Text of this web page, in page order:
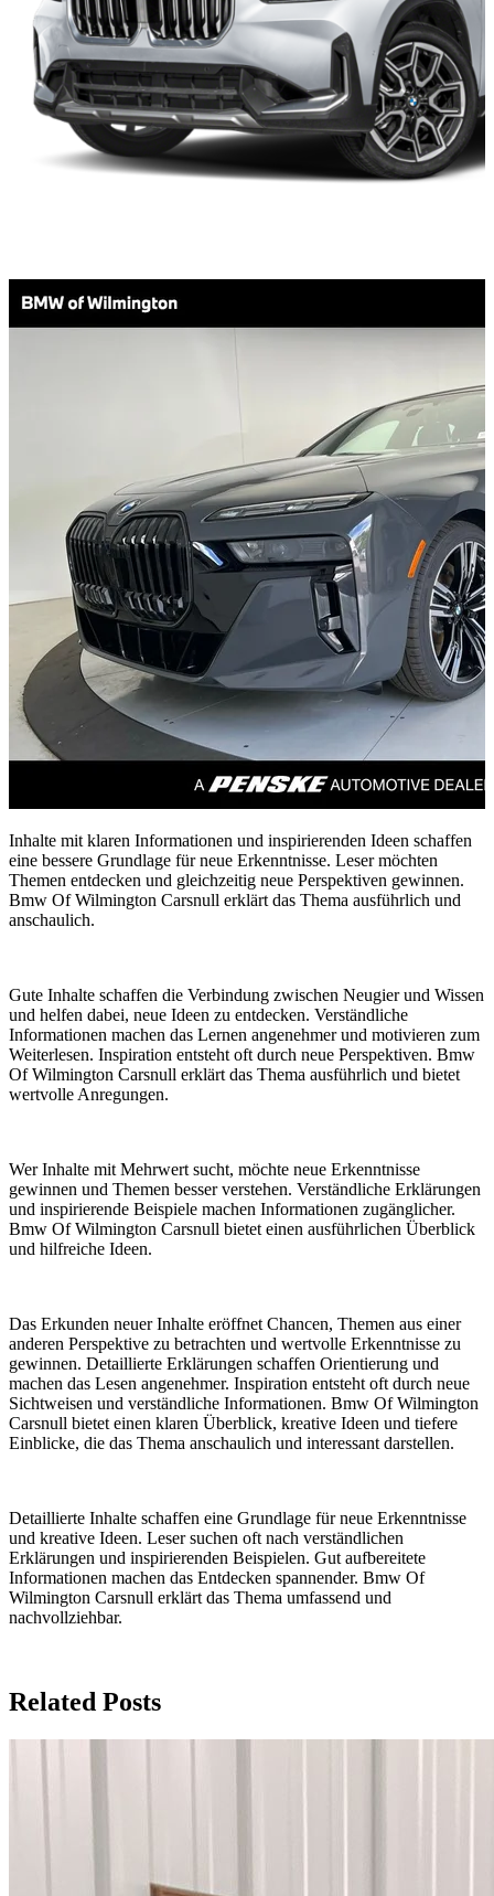
Inhalte mit klaren Informationen und inspirierenden Ideen schaffen
eine bessere Grundlage für neue Erkenntnisse. Leser möchten
Themen entdecken und gleichzeitig neue Perspektiven gewinnen.
Bmw Of Wilmington Carsnull erklärt das Thema ausführlich und
anschaulich.
Gute Inhalte schaffen die Verbindung zwischen Neugier und Wissen
und helfen dabei, neue Ideen zu entdecken. Verständliche
Informationen machen das Lernen angenehmer und motivieren zum
Weiterlesen. Inspiration entsteht oft durch neue Perspektiven. Bmw
Of Wilmington Carsnull erklärt das Thema ausführlich und bietet
wertvolle Anregungen.
Wer Inhalte mit Mehrwert sucht, möchte neue Erkenntnisse
gewinnen und Themen besser verstehen. Verständliche Erklärungen
und inspirierende Beispiele machen Informationen zugänglicher.
Bmw Of Wilmington Carsnull bietet einen ausführlichen Überblick
und hilfreiche Ideen.
Das Erkunden neuer Inhalte eröffnet Chancen, Themen aus einer
anderen Perspektive zu betrachten und wertvolle Erkenntnisse zu
gewinnen. Detaillierte Erklärungen schaffen Orientierung und
machen das Lesen angenehmer. Inspiration entsteht oft durch neue
Sichtweisen und verständliche Informationen. Bmw Of Wilmington
Carsnull bietet einen klaren Überblick, kreative Ideen und tiefere
Einblicke, die das Thema anschaulich und interessant darstellen.
Detaillierte Inhalte schaffen eine Grundlage für neue Erkenntnisse
und kreative Ideen. Leser suchen oft nach verständlichen
Erklärungen und inspirierenden Beispielen. Gut aufbereitete
Informationen machen das Entdecken spannender. Bmw Of
Wilmington Carsnull erklärt das Thema umfassend und
nachvollziehbar.
Related Posts